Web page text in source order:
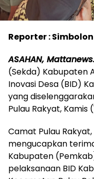
Reporter : Simbolon
ASAHAN,
(Sekda) Kabupaten
Inovasi Desa (BID)
yang
Pulau Rakyat, Kamis
Camat Pulau
mengucapkan
Kabupaten
pelaksanaan BID